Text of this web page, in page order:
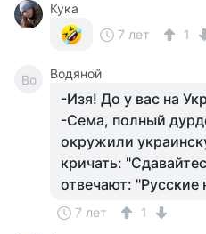
Кука
7 лет
1
Во Водяной
-Изя! До у вас на
-Сема, полный
окружили
кричать:
отвечают: "Русские
7 лет
1